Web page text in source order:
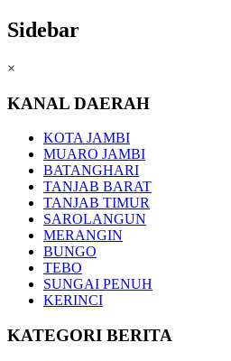
Sidebar
×
KANAL DAERAH
KOTA JAMBI
MUARO JAMBI
BATANGHARI
TANJAB BARAT
TANJAB TIMUR
SAROLANGUN
MERANGIN
BUNGO
TEBO
SUNGAI PENUH
KERINCI
KATEGORI BERITA